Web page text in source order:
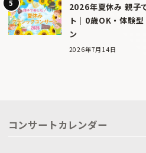
2026年夏休み 親子
ト｜0歳OK・体験
ン
2026年7月14日
コンサートカレンダー